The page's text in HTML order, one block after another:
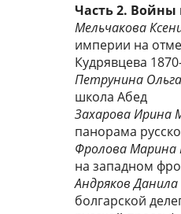
Часть 2. Войны
Мельчакова
империи на
Кудрявцева
Петрунина
школа Абед
Захарова Ирина
панорама
Фролова Марина
на западном
Андряков
болгарской